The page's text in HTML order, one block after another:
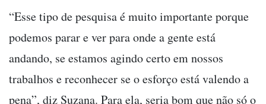
“Esse tipo de pesquisa é muito importante porque
podemos parar e ver para onde a gente está
andando, se estamos agindo certo em nossos
trabalhos e reconhecer se o esforço está valendo a
pena”, diz Suzana. Para ela, seria bom que não só o